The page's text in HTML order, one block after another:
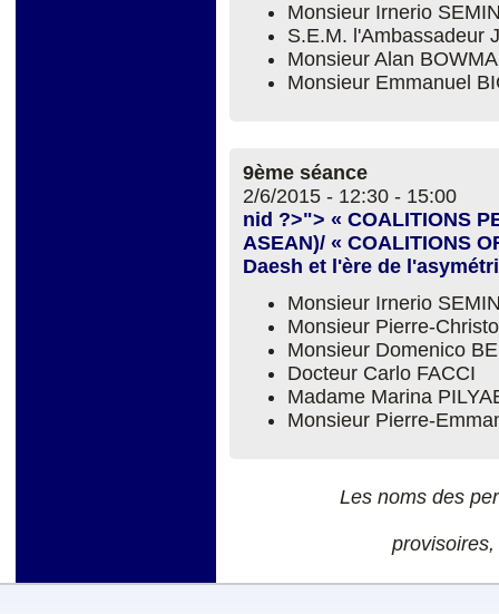
Monsieur Irnerio
S.E.M. l'Ambassadeur
Monsieur Alan
Monsieur Emmanuel
9ème séance
2/6/2015 - 12:30 - 15:00
nid ?>"> « COALITIONS
ASEAN)/ « COALITIONS
Daesh et l'ère de
Monsieur Irnerio
Monsieur Pierre-
Monsieur Domenico
Docteur Carlo FACCI
Madame Marina
Monsieur Pierre-
Les noms des